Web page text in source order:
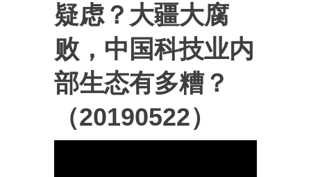
疑虑？大疆大腐
败，中国科技业内
部生态有多糟？
（20190522）